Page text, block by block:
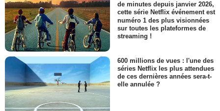
de minutes depuis janvier 2026,
cette série Netflix événement est
numéro 1 des plus visionnées
sur toutes les plateformes de
streaming !
600 millions de vues : l'une des
séries Netflix les plus attendues
de ces dernières années sera-t-
elle annulée ?